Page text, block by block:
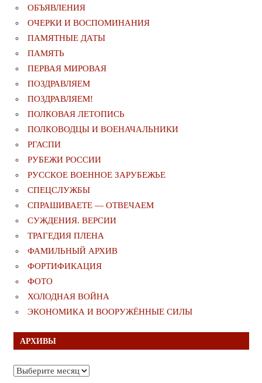
ОБЪЯВЛЕНИЯ
ОЧЕРКИ И ВОСПОМИНАНИЯ
ПАМЯТНЫЕ ДАТЫ
ПАМЯТЬ
ПЕРВАЯ МИРОВАЯ
ПОЗДРАВЛЯЕМ
ПОЗДРАВЛЯЕМ!
ПОЛКОВАЯ ЛЕТОПИСЬ
ПОЛКОВОДЦЫ И ВОЕНАЧАЛЬНИКИ
РГАСПИ
РУБЕЖИ РОССИИ
РУССКОЕ ВОЕННОЕ ЗАРУБЕЖЬЕ
СПЕЦСЛУЖБЫ
СПРАШИВАЕТЕ — ОТВЕЧАЕМ
СУЖДЕНИЯ. ВЕРСИИ
ТРАГЕДИЯ ПЛЕНА
ФАМИЛЬНЫЙ АРХИВ
ФОРТИФИКАЦИЯ
ФОТО
ХОЛОДНАЯ ВОЙНА
ЭКОНОМИКА И ВООРУЖЁННЫЕ СИЛЫ
АРХИВЫ
Архивы